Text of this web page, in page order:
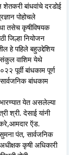
शेतकरी बांधवांचे दरडोई
पोहोचले
तसेच कृषीविषयक
जिल्हा नियोजन
हे पहिले बहुउद्देशिय
वाशिम येथे
पूर्वी बांधकाम पूर्ण
बांधकाम
येत असलेल्या
श्री. देसाई यांनी
ऍड.
पंत, सार्वजनिक
अधीक्षक कृषी अधिकारी